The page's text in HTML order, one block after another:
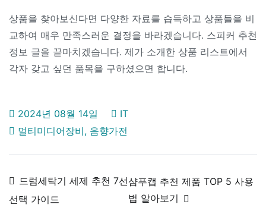
상품을 찾아보신다면 다양한 자료를 습득하고 상품들을 비
교하여 매우 만족스러운 결정을 바라겠습니다. 스피커 추천
정보 글을 끝마치겠습니다. 제가 소개한 상품 리스트에서
각자 갖고 싶던 품목을 구하셨으면 합니다.
2024년 08월 14일
IT
멀티미디어장비, 음향가전
글
탐
드럼세탁기 세제 추천 7선
선택 가이드
샴푸캡 추천 제품 TOP 5 사용
법 알아보기